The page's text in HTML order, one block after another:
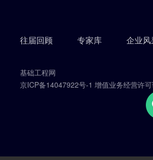
往届回顾 专家库 企业
基础工程网
京ICP备14047922号-1 增值业务经营许